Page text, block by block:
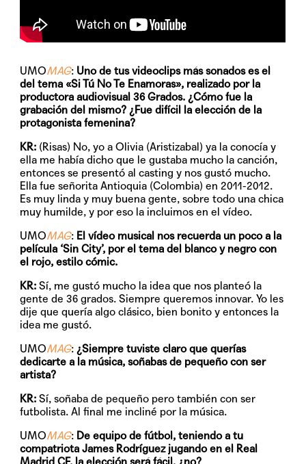
UMOMAG: Uno de tus videoclips más sonados es el
del tema «Si Tú No Te Enamoras», realizado por la
productora audiovisual 36 Grados. ¿Cómo fue la
grabación del mismo? ¿Fue difícil la elección de la
protagonista femenina?
KR: (Risas) No, yo a Olivia (Aristizabal) ya la conocía y
ella me había dicho que le gustaba mucho la canción,
entonces se presentó al casting y nos gustó mucho.
Ella fue señorita Antioquia (Colombia) en 2011-2012.
Es muy linda y muy buena gente, sobre todo una chica
muy humilde, y por eso la incluimos en el vídeo.
UMOMAG: El vídeo musical nos recuerda un poco a la
película ‘Sin City’, por el tema del blanco y negro con
el rojo, estilo cómic.
KR: Sí, me gustó mucho la idea que nos planteó la
gente de 36 grados. Siempre queremos innovar. Yo les
dije que quería algo clásico, bien bonito y entonces la
idea me gustó.
UMOMAG: ¿Siempre tuviste claro que querías
dedicarte a la música, soñabas de pequeño con ser
artista?
KR: Sí, soñaba de pequeño pero también con ser
futbolista. Al final me incliné por la música.
UMOMAG: De equipo de fútbol, teniendo a tu
compatriota James Rodríguez jugando en el Real